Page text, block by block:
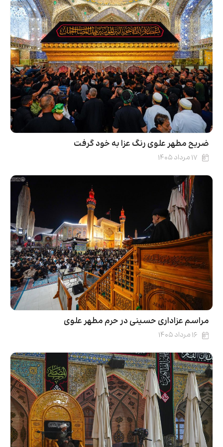
ضریح مطهر علوی رنگ عزا به خود گرفت
۱۷ مرداد ۱۴۰۵
مراسم عزاداری حسینی در حرم مطهر علوی
۱۶ مرداد ۱۴۰۵